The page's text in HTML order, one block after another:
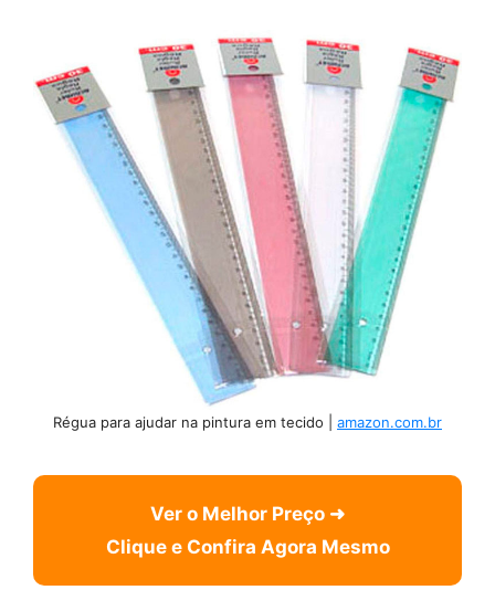
Régua para ajudar na pintura em tecido | amazon.com.br
Ver o Melhor Preço ➜
Clique e Confira Agora Mesmo